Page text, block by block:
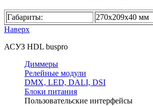
Габариты:
270х209х40 мм
Наверх
АСУЗ HDL buspro
Диммеры
Релейные модули
DMX, LED, DALI, DSI
Блоки питания
Пользовательские интерфейсы